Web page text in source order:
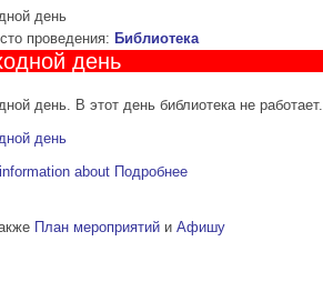
день
проведения: Библиотека
день
день. В этот день библиотека не работает.
день
about Подробнее
План мероприятий и Афишу